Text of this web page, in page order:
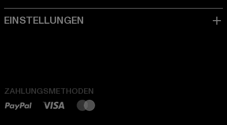
ZAHLUNGSMETHODEN